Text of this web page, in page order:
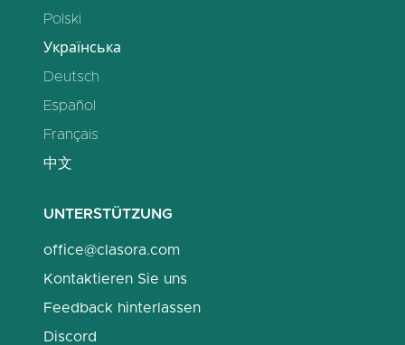
Polski
Українська
Deutsch
Español
Français
中文
UNTERSTÜTZUNG
office@clasora.com
Kontaktieren Sie uns
Feedback hinterlassen
Discord